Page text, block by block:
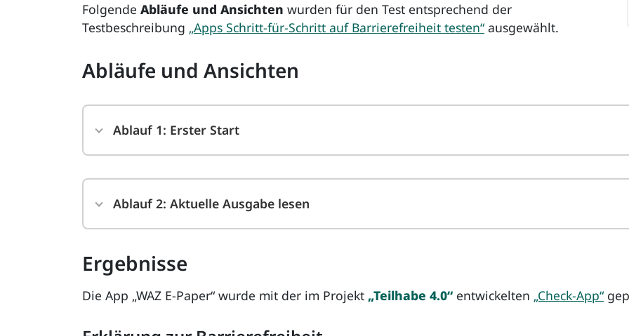
Folgende Abläufe und Ansichten wurden für den Test entsprechend der
Testbeschreibung „Apps Schritt-für-Schritt auf Barrierefreiheit testen“ ausgewählt.
Abläufe und Ansichten
Ablauf 1: Erster Start
Ablauf 2: Aktuelle Ausgabe lesen
Ergebnisse
Die App „WAZ E-Paper“ wurde mit der im Projekt „Teilhabe 4.0“ entwickelten „Check-App“